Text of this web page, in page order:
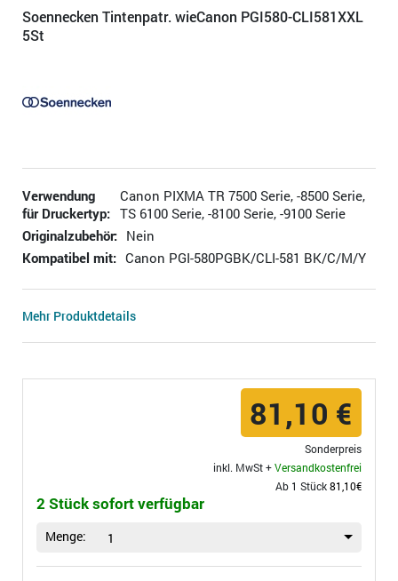
Soennecken Tintenpatr. wieCanon PGI580-CLI581XXL
5St
Verwendung
für Druckertyp:
Canon PIXMA TR 7500 Serie, -8500 Serie,
TS 6100 Serie, -8100 Serie, -9100 Serie
Originalzubehör: Nein
Kompatibel mit: Canon PGI-580PGBK/CLI-581 BK/C/M/Y
Mehr Produktdetails
81,10 €
Sonderpreis
inkl. MwSt +Versandkostenfrei
Ab 1 Stück81,10€
2 Stück sofort verfügbar
Menge: 1